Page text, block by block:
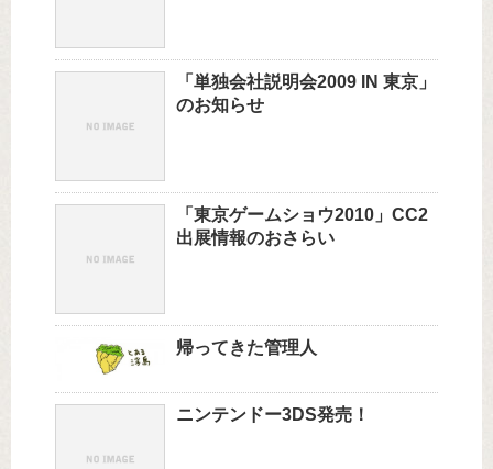
「単独会社説明会2009 IN 東京」
のお知らせ
「東京ゲームショウ2010」CC2
出展情報のおさらい
帰ってきた管理人
ニンテンドー3DS発売！